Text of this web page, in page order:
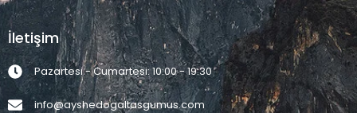
İletişim
Pazartesi - Cumartesi: 10:00 - 19:30
info@ayshedogaltasgumus.com